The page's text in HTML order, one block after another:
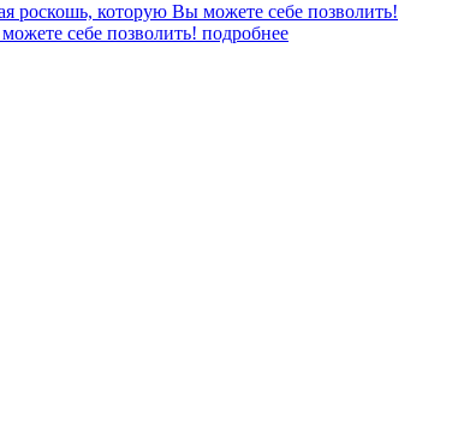
себе позволить! подробнее